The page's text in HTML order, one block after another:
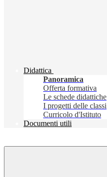
Didattica
Panoramica
Offerta formativa
Le schede didattiche
I progetti delle classi
Curricolo d'Istituto
Documenti utili